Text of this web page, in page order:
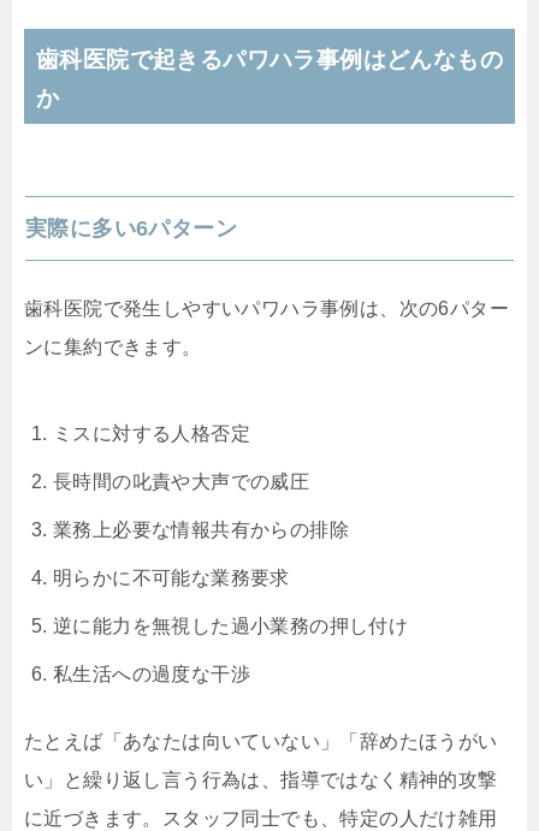
歯科医院で起きるパワハラ事例はどんなもの
か
実際に多い6パターン
歯科医院で発生しやすいパワハラ事例は、次の6パター
ンに集約できます。
ミスに対する人格否定
長時間の叱責や大声での威圧
業務上必要な情報共有からの排除
明らかに不可能な業務要求
逆に能力を無視した過小業務の押し付け
私生活への過度な干渉
たとえば「あなたは向いていない」「辞めたほうがい
い」と繰り返し言う行為は、指導ではなく精神的攻撃
に近づきます。スタッフ同士でも、特定の人だけ雑用